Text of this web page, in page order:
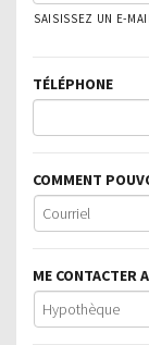
SAISISSEZ UN E-MAIL
TÉLÉPHONE
COMMENT
ME CONTACTER